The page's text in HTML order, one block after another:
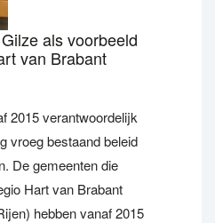
als voorbeeld
van Brabant
2015 verantwoordelijk
vroeg bestaand beleid
De gemeenten die
Hart van Brabant
hebben vanaf 2015